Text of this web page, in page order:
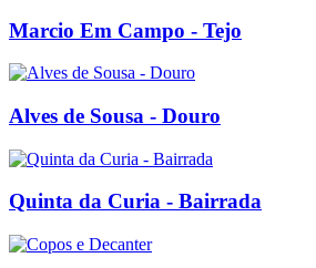
Marcio Em Campo - Tejo
Alves de Sousa - Douro
Quinta da Curia - Bairrada